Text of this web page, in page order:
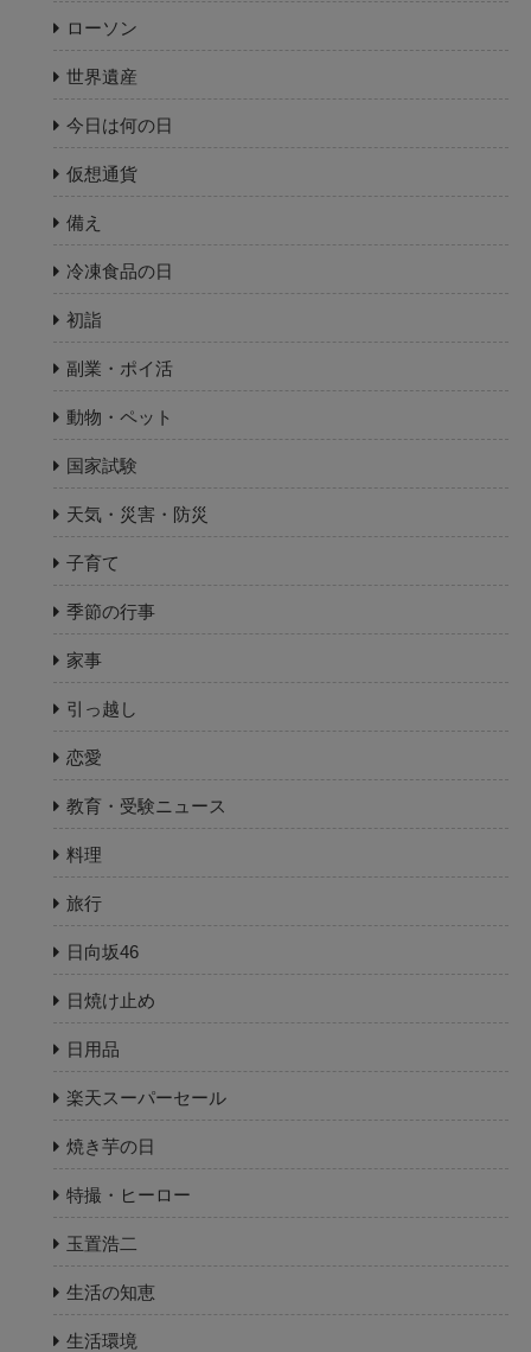
ローソン
世界遺産
今日は何の日
仮想通貨
備え
冷凍食品の日
初詣
副業・ポイ活
動物・ペット
国家試験
天気・災害・防災
子育て
季節の行事
家事
引っ越し
恋愛
教育・受験ニュース
料理
旅行
日向坂46
日焼け止め
日用品
楽天スーパーセール
焼き芋の日
特撮・ヒーロー
玉置浩二
生活の知恵
生活環境